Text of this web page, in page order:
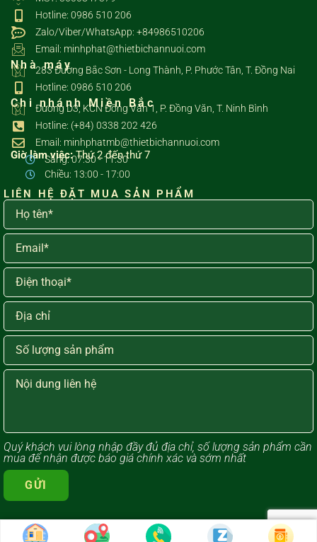
Hotline: 0986 510 206
Zalo/Viber/WhatsApp: +84986510206
Email: minhphat@thietbichannuoi.com
Nhà máy
283 Đường Bắc Sơn - Long Thành, P. Phước Tân, T. Đồng Nai
Hotline: 0986 510 206
Chi nhánh Miền Bắc
Đường D3, KCN Đồng Văn 1, P. Đồng Văn, T. Ninh Bình
Hotline: (+84) 0338 202 426
Email: minhphatmb@thietbichannuoi.com
Giờ làm việc:Thứ 2 đến thứ 7
Sáng: 07:30 - 11:30
Chiều: 13:00 - 17:00
LIÊN HỆ ĐẶT MUA SẢN PHẨM
Quý khách vui lòng ​nhập đầy đủ địa chỉ, số lượng sản phẩm cần
mua để nhận được báo giá chính xác và sớm nhất